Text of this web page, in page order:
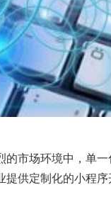
市场环境中，单
供定制化的小程